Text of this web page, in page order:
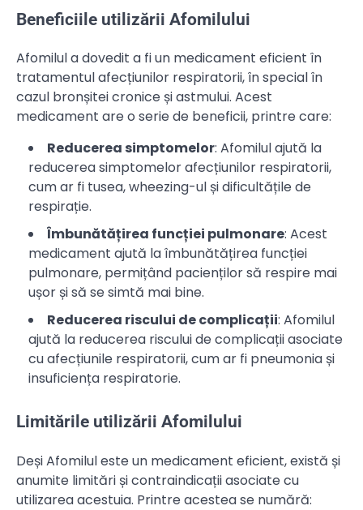
Beneficiile utilizării Afomilului
Afomilul a dovedit a fi un medicament eficient în
tratamentul afecțiunilor respiratorii, în special în
cazul bronșitei cronice și astmului. Acest
medicament are o serie de beneficii, printre care:
Reducerea simptomelor: Afomilul ajută la
reducerea simptomelor afecțiunilor respiratorii,
cum ar fi tusea, wheezing-ul și dificultățile de
respirație.
Îmbunătățirea funcției pulmonare: Acest
medicament ajută la îmbunătățirea funcției
pulmonare, permițând pacienților să respire mai
ușor și să se simtă mai bine.
Reducerea riscului de complicații: Afomilul
ajută la reducerea riscului de complicații asociate
cu afecțiunile respiratorii, cum ar fi pneumonia și
insuficiența respiratorie.
Limitările utilizării Afomilului
Deși Afomilul este un medicament eficient, există și
anumite limitări și contraindicații asociate cu
utilizarea acestuia. Printre acestea se numără: